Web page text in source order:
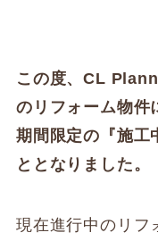
この度、CL
のリフォーム物件
期間限定の『施工
ととなりました。
現在進行中のリフ